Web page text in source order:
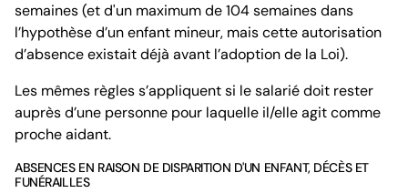
semaines (et d'un maximum de 104 semaines dans
l’hypothèse d’un enfant mineur, mais cette autorisation
d’absence existait déjà avant l’adoption de la Loi).
Les mêmes règles s’appliquent si le salarié doit rester
auprès d’une personne pour laquelle il/elle agit comme
proche aidant.
ABSENCES EN RAISON DE DISPARITION D'UN ENFANT, DÉCÈS ET
FUNÉRAILLES